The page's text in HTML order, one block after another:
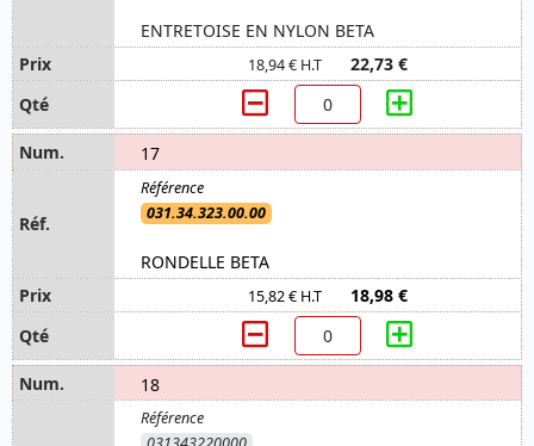
ENTRETOISE EN NYLON BETA
18,94 € H.T 22,73 €
17
031.34.323.00.00
RONDELLE BETA
15,82 € H.T 18,98 €
18